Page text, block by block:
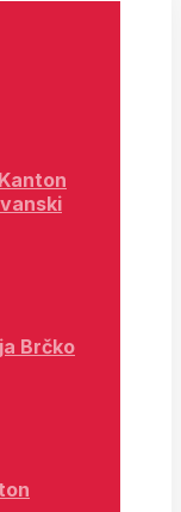
Brčko